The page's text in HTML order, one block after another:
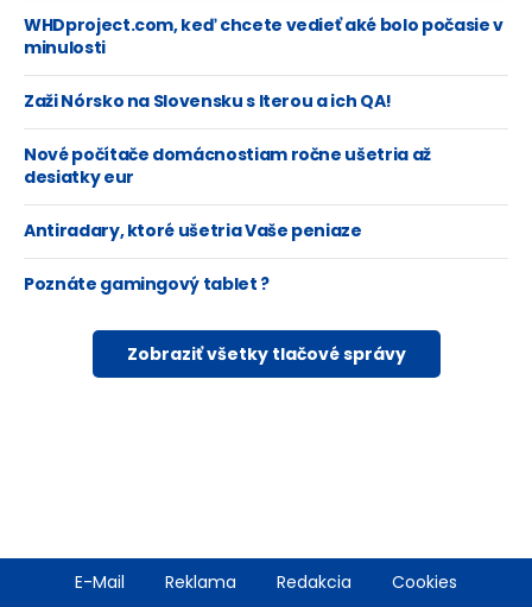
WHDproject.com, keď chcete vedieť aké bolo počasie v
minulosti
Zaži Nórsko na Slovensku s Iterou a ich QA!
Nové počítače domácnostiam ročne ušetria až
desiatky eur
Antiradary, ktoré ušetria Vaše peniaze
Poznáte gamingový tablet ?
Zobraziť všetky tlačové správy
FooterE-Mail Reklama Redakcia Cookies